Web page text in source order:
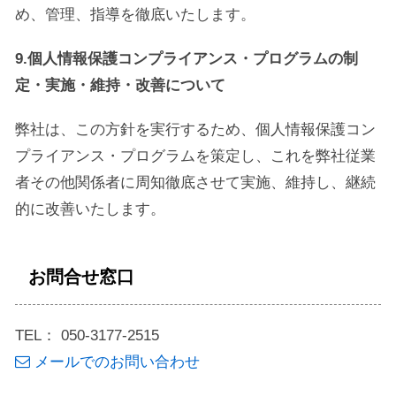
め、管理、指導を徹底いたします。
9.個人情報保護コンプライアンス・プログラムの制
定・実施・維持・改善について
弊社は、この方針を実行するため、個人情報保護コン
プライアンス・プログラムを策定し、これを弊社従業
者その他関係者に周知徹底させて実施、維持し、継続
的に改善いたします。
お問合せ窓口
TEL： 050-3177-2515
メールでのお問い合わせ